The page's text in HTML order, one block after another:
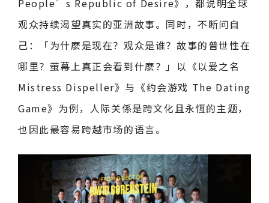
People’s Republic of Desire》，都说明全球
观众持续渴望真实的亚洲故事。同时，不断问自
己：「为什麽是现在？观众是谁？故事的普世性在
哪里？萤幕上真正会看到什麽？」以《以爱之名
Mistress Dispeller》与《约会游戏 The Dating
Game》为例，人际关係是跨文化且永恆的主题，
也因此最容易跨越市场的语言。